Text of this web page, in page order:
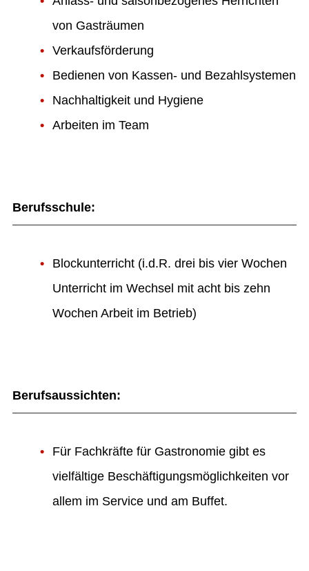
von Gasträumen
Verkaufsförderung
Bedienen von Kassen- und Bezahlsystemen
Nachhaltigkeit und Hygiene
Arbeiten im Team
Berufsschule:
Blockunterricht (i.d.R. drei bis vier Wochen
Unterricht im Wechsel mit acht bis zehn
Wochen Arbeit im Betrieb)
Berufsaussichten:
Für Fachkräfte für Gastronomie gibt es
vielfältige Beschäftigungsmöglichkeiten vor
allem im Service und am Buffet.